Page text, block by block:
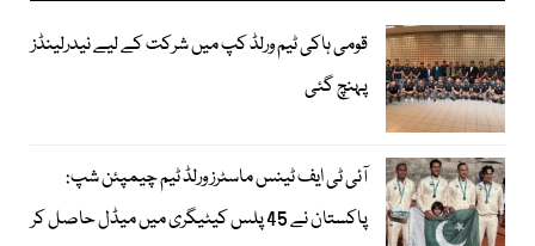
قومی ہاکی ٹیم ورلڈ کپ میں شرکت کے لیے نیدرلینڈز
پہنچ گئی
آئی ٹی ایف ٹینس ماسٹرز ورلڈ ٹیم چیمپئن شپ:
پاکستان نے 45 پلس کیٹیگری میں میڈل حاصل کر